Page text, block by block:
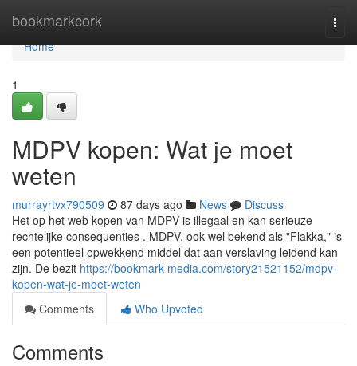
bookmarkcork
Home
Home
1
MDPV kopen: Wat je moet
weten
murrayrtvx790509 87 days ago News
Discuss
Het op het web kopen van MDPV is illegaal en kan serieuze
rechtelijke consequenties . MDPV, ook wel bekend als "Flakka," is
een potentieel opwekkend middel dat aan verslaving leidend kan
zijn. De bezit https://bookmark-media.com/story21521152/mdpv-
kopen-wat-je-moet-weten
Comments
Who Upvoted
Comments